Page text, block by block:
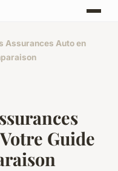
Assurances Auto en
Guide